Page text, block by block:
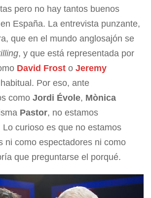
pero no hay tantos buenos
España. La entrevista punzante,
que en el mundo anglosajón se
, y que está representada por
David Frost o Jeremy
Por eso, ante
como Jordi Évole, Mònica
Pastor, no estamos
curioso es que no estamos
ni como espectadores ni como
que preguntarse el porqué.